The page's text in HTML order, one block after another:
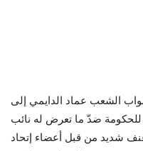
الشعب عماد الدايمي إلى
للحكومة ضدّ ما تعرض له نائب
شديد من قبل أعضاء إتحاد